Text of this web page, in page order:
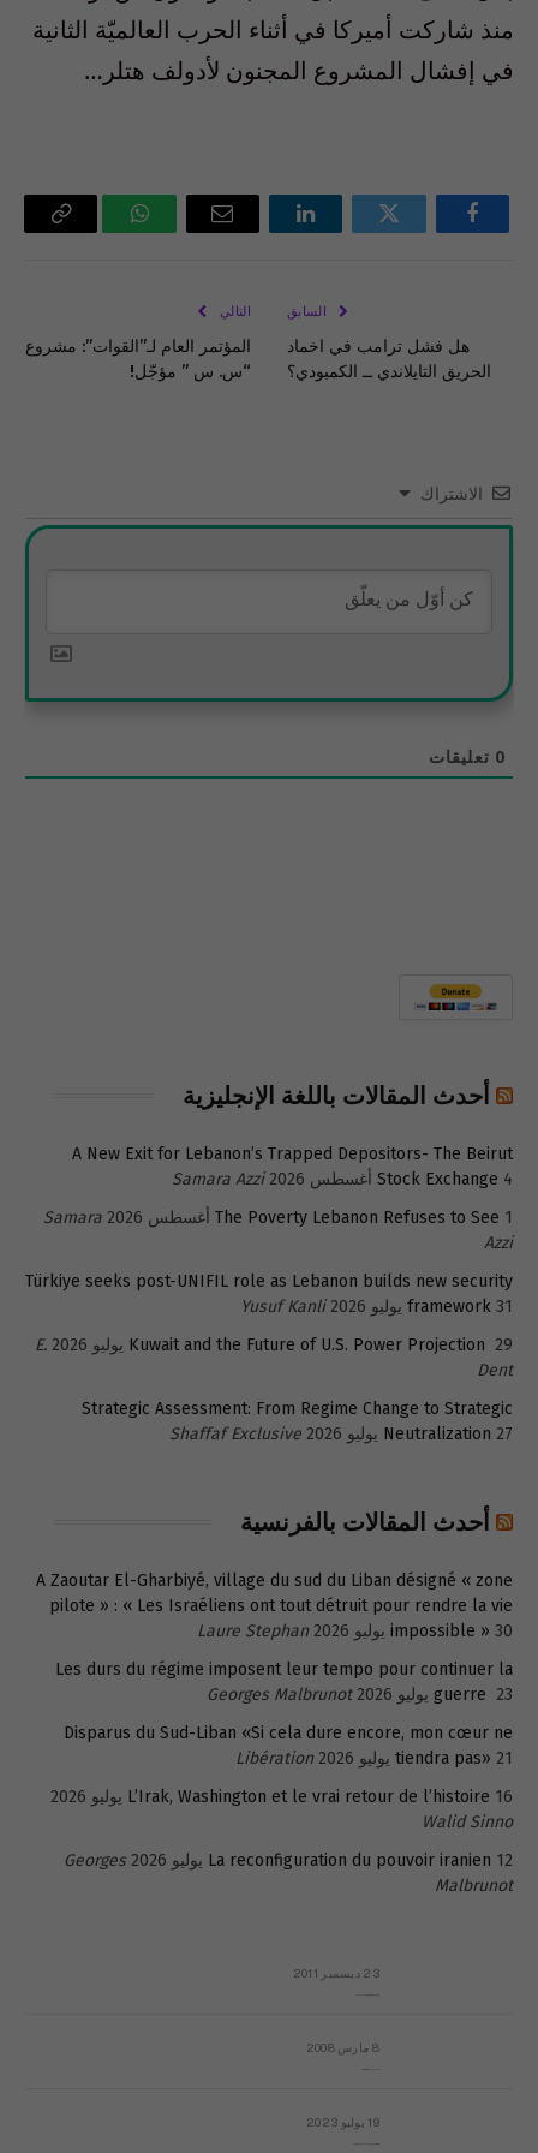
منذ شاركت أميركا في أثناء الحرب العالميّة الثانية
في إفشال المشروع المجنون لأدولف هتلر…
فيسبوك تويتر لينكدإن
البريد
واتساب Copy
السابق
هل فشل ترامب في اخماد
الحريق التايلاندي ــ الكمبودي؟
التالي
المؤتمر العام لـ”القوات”: مشروع
“س. س ” مؤجّل!
الاشتراك
0 تعليقات
أحدث المقالات باللغة الإنجليزية
A New Exit for Lebanon’s Trapped Depositors- The Beirut
Stock Exchange 4 أغسطس 2026
Samara Azzi
The Poverty Lebanon Refuses to See 1 أغسطس 2026
Samara
Azzi
Türkiye seeks post-UNIFIL role as Lebanon builds new security
framework 31 يوليو 2026
Yusuf Kanli
Kuwait and the Future of U.S. Power Projection 29 يوليو 2026
E.
Dent
Strategic Assessment: From Regime Change to Strategic
Neutralization 27 يوليو 2026 Shaffaf Exclusive
أحدث المقالات بالفرنسية
A Zaoutar El-Gharbiyé, village du sud du Liban désigné « zone
pilote » : « Les Israéliens ont tout détruit pour rendre la vie
impossible » 30 يوليو 2026
Laure Stephan
Les durs du régime imposent leur tempo pour continuer la
guerre 23 يوليو 2026
Georges Malbrunot
Disparus du Sud-Liban «Si cela dure encore, mon cœur ne
tiendra pas» 21 يوليو 2026
Libération
L’Irak, Washington et le vrai retour de l’histoire 16 يوليو 2026
Walid Sinno
La reconfiguration du pouvoir iranien 12 يوليو 2026
Georges
Malbrunot
23 ديسمبر 2011
8 مارس 2008
19 يوليو 2023